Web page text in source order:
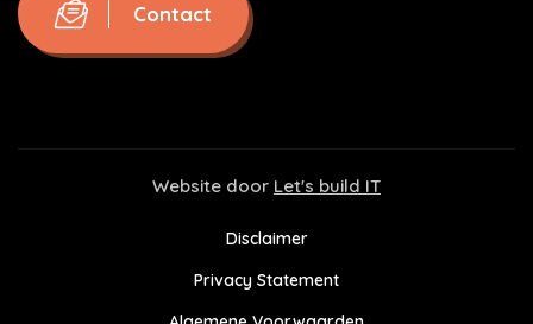
Contact
Website door Let's build IT
Disclaimer
Privacy Statement